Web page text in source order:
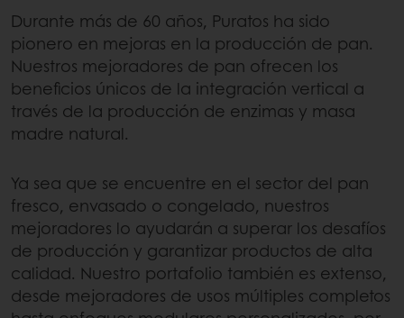
Durante más de 60 años, Puratos ha sido
pionero en mejoras en la producción de pan.
Nuestros mejoradores de pan ofrecen los
beneficios únicos de la integración vertical a
través de la producción de enzimas y masa
madre natural.
Ya sea que se encuentre en el sector del pan
fresco, envasado o congelado, nuestros
mejoradores lo ayudarán a superar los desafíos
de producción y garantizar productos de alta
calidad. Nuestro portafolio también es extenso,
desde mejoradores de usos múltiples completos